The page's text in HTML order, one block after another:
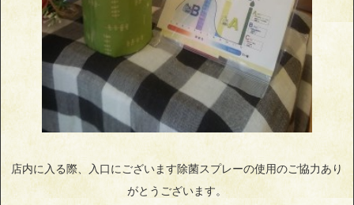
店内に入る際、入口にございます除菌スプレーの使用のご協力あり
がとうございます。